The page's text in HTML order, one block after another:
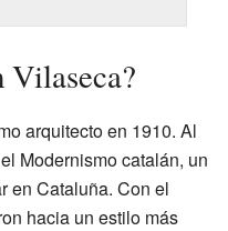
Vilaseca?
arquitecto en 1910. Al
Modernismo catalán, un
en Cataluña. Con el
hacia un estilo más